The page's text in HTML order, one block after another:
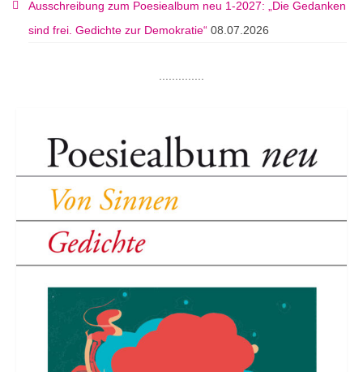
Ausschreibung zum Poesiealbum neu 1-2027: „Die Gedanken
sind frei. Gedichte zur Demokratie“ 08.07.2026